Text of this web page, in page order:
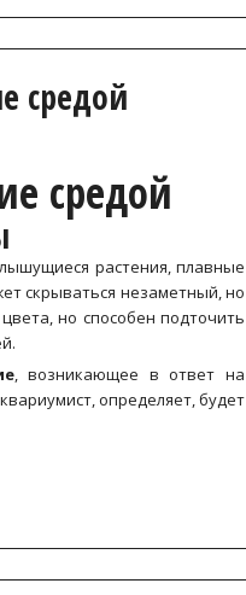
средой
средой
растения, плавные
скрываться незаметный, но
но способен подточить
, возникающее в ответ на
определяет, будет